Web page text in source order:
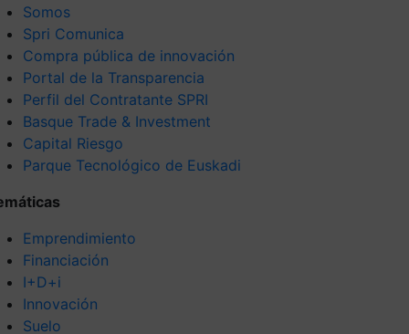
Somos
Spri Comunica
Compra pública de innovación
Portal de la Transparencia
Perfil del Contratante SPRI
Basque Trade & Investment
Capital Riesgo
Parque Tecnológico de Euskadi
Emprendimiento
Financiación
I+D+i
Innovación
Suelo